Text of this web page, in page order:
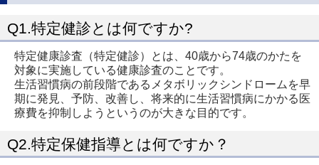
Q1.特定健診とは何ですか?
特定健康診査（特定健診）とは、40歳から74歳のかたを
対象に実施している健康診査のことです。
生活習慣病の前段階であるメタボリックシンドロームを早
期に発見、予防、改善し、将来的に生活習慣病にかかる医
療費を抑制しようというのが大きな目的です。
Q2.特定保健指導とは何ですか？